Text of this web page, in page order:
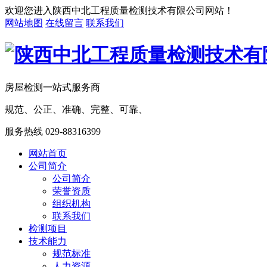
欢迎您进入陕西中北工程质量检测技术有限公司网站！
网站地图 在线留言 联系我们
房屋检测一站式服务商
规范、公正、准确、完整、可靠、
服务热线 029-88316399
网站首页
公司简介
公司简介
荣誉资质
组织机构
联系我们
检测项目
技术能力
规范标准